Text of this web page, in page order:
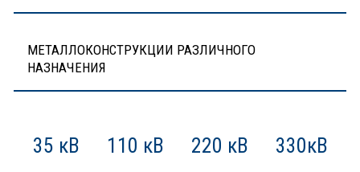
МЕТАЛЛОКОНСТРУКЦИИ РАЗЛИЧНОГО
НАЗНАЧЕНИЯ
35 кВ 110 кВ 220 кВ 330кВ